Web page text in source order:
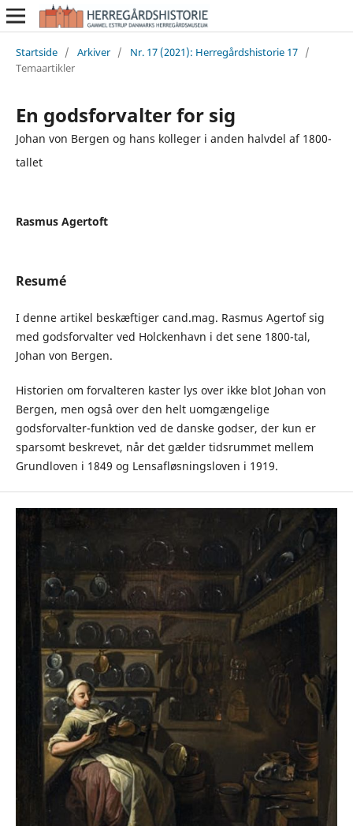
Startside / Arkiver / Nr. 17 (2021): Herregårdshistorie 17 /
Temaartikler
En godsforvalter for sig
Johan von Bergen og hans kolleger i anden halvdel af 1800-
tallet
Rasmus Agertoft
Resumé
I denne artikel beskæftiger cand.mag. Rasmus Agertof sig
med godsforvalter ved Holckenhavn i det sene 1800-tal,
Johan von Bergen.
Historien om forvalteren kaster lys over ikke blot Johan von
Bergen, men også over den helt uomgængelige
godsforvalter-funktion ved de danske godser, der kun er
sparsomt beskrevet, når det gælder tidsrummet mellem
Grundloven i 1849 og Lensafløsningsloven i 1919.